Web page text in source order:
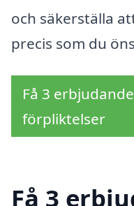
och säkerställa
precis som du
Få 3
förpliktelser
Få 3